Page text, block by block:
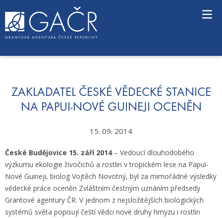
o
ZAKLADATEL ČESKÉ VĚDECKÉ STANICE
NA PAPUI-NOVÉ GUINEJI OCENĚN
15. 09. 2014
České Budějovice 15. září 2014– Vedoucí dlouhodobého
výzkumu ekologie živočichů a rostlin v tropickém lese na Papui-
Nové Guineji, biolog Vojtěch Novotný, byl za mimořádné výsledky
vědecké práce oceněn Zvláštním čestným uznáním předsedy
Grantové agentury ČR. V jednom z nejsložitějších biologických
systémů světa popisují čeští vědci nové druhy hmyzu i rostlin